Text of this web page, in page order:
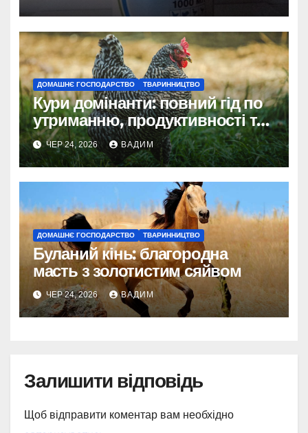
ДОМАШНЄ ГОСПОДАРСТВО ТВАРИННИЦТВО
Кури домінанти: повний гід по
утриманню, продуктивності та
догляду
ЧЕР 24, 2026 ВАДИМ
ДОМАШНЄ ГОСПОДАРСТВО ТВАРИННИЦТВО
Буланий кінь: благородна
масть з золотистим сяйвом
ЧЕР 24, 2026 ВАДИМ
Залишити відповідь
Щоб відправити коментар вам необхідно